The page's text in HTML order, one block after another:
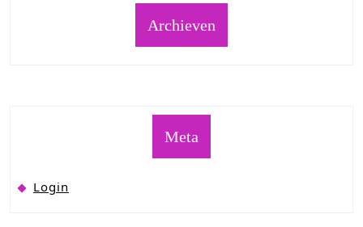
Archieven
Meta
Login